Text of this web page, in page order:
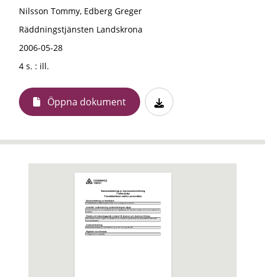
Nilsson Tommy, Edberg Greger
Räddningstjänsten Landskrona
2006-05-28
4 s. : ill.
Öppna dokument